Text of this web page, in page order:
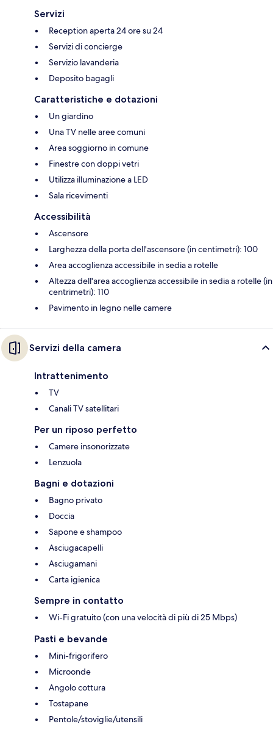
Servizi
Reception aperta 24 ore su 24
Servizi di concierge
Servizio lavanderia
Deposito bagagli
Caratteristiche e dotazioni
Un giardino
Una TV nelle aree comuni
Area soggiorno in comune
Finestre con doppi vetri
Utilizza illuminazione a LED
Sala ricevimenti
Accessibilità
Ascensore
Larghezza della porta dell'ascensore (in centimetri): 100
Area accoglienza accessibile in sedia a rotelle
Altezza dell'area accoglienza accessibile in sedia a rotelle (in
centrimetri): 110
Pavimento in legno nelle camere
Servizi della camera
Intrattenimento
TV
Canali TV satellitari
Per un riposo perfetto
Camere insonorizzate
Lenzuola
Bagni e dotazioni
Bagno privato
Doccia
Sapone e shampoo
Asciugacapelli
Asciugamani
Carta igienica
Sempre in contatto
Wi-Fi gratuito (con una velocità di più di 25 Mbps)
Pasti e bevande
Mini-frigorifero
Microonde
Angolo cottura
Tostapane
Pentole/stoviglie/utensili